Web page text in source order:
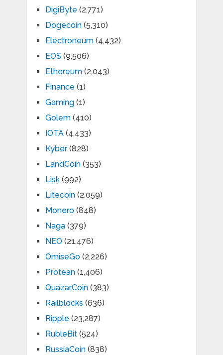
DigiByte (2,771)
Dogecoin(5,310)
Electroneum(4,432)
EOS (9,506)
Ethereum(2,043)
Finance (1)
Gaming(1)
Golem(410)
IOTA(4,433)
Kyber(828)
LandCoin(353)
Lisk(992)
Litecoin(2,059)
Monero(848)
Naga(379)
NEO (21,476)
OmiseGo(2,226)
Protean(1,406)
QuazarCoin(383)
Railblocks (636)
Ripple (23,287)
RubleBit(524)
RussiaCoin(838)